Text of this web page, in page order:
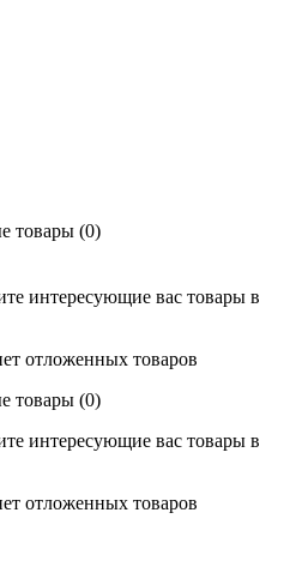
товары (0)
интересующие вас товары в
отложенных товаров
товары (0)
интересующие вас товары в
отложенных товаров